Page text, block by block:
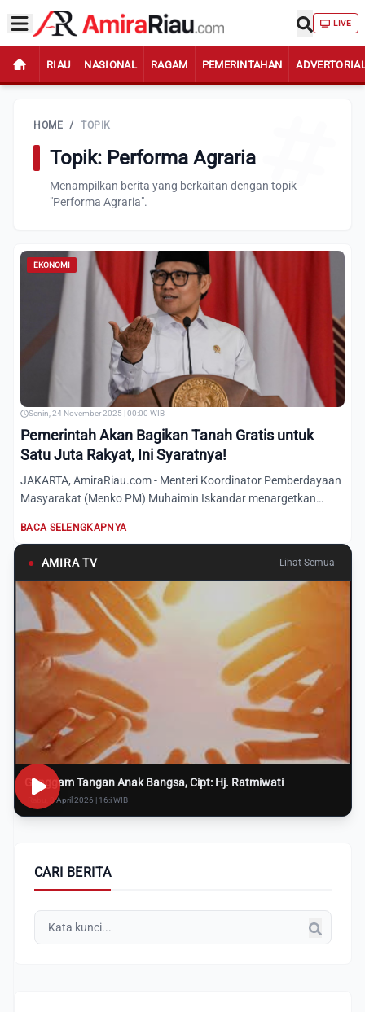
LIVE
RIAU NASIONAL RAGAM PEMERINTAHAN
HOME / TOPIK
Topik: Performa Agraria
Menampilkan berita yang berkaitan dengan topik
"Performa Agraria".
EKONOMI
Senin, 24 November 2025 | 00:00 WIB
Pemerintah Akan Bagikan Tanah Gratis untuk
Satu Juta Rakyat, Ini Syaratnya!
JAKARTA, AmiraRiau.com - Menteri Koordinator Pemberdayaan
Masyarakat (Menko PM) Muhaimin Iskandar menargetkan
BACA SELENGKAPNYA
● AMIRA TV Lihat Semua
Genggam Tangan Anak Bangsa, Cipt: Hj. Ratmiwati
Rabu, 8 April 2026 | 16:i WIB
CARI BERITA